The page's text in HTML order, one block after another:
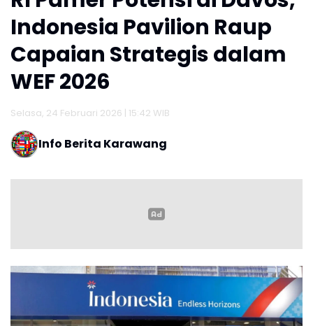
Indonesia Pavilion Raup
Capaian Strategis dalam
WEF 2026
Selasa, 24 Februari 2026 | 15:42 WIB
Info Berita Karawang